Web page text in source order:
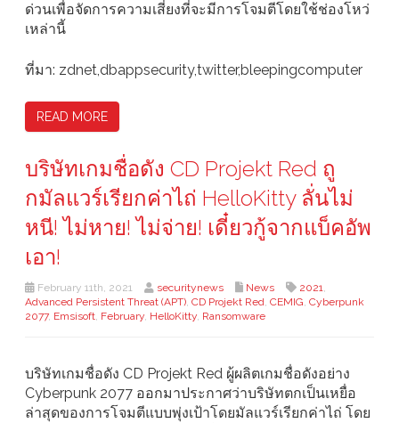
ด่วนเพื่อจัดการความเสี่ยงที่จะมีการโจมตีโดยใช้ช่องโหว่
เหล่านี้
ที่มา: zdnet,dbappsecurity,twitter,bleepingcomputer
READ MORE
บริษัทเกมชื่อดัง CD Projekt Red ถู
กมัลแวร์เรียกค่าไถ่ HelloKitty ลั่นไม่
หนี! ไม่หาย! ไม่จ่าย! เดี๋ยวกู้จากแบ็คอัพ
เอา!
February 11th, 2021 securitynews News 2021,
Advanced Persistent Threat (APT), CD Projekt Red, CEMIG, Cyberpunk
2077, Emsisoft, February, HelloKitty, Ransomware
บริษัทเกมชื่อดัง CD Projekt Red ผู้ผลิตเกมชื่อดังอย่าง
Cyberpunk 2077 ออกมาประกาศว่าบริษัทตกเป็นเหยื่อ
ล่าสุดของการโจมตีแบบพุ่งเป้าโดยมัลแวร์เรียกค่าไถ่ โดย